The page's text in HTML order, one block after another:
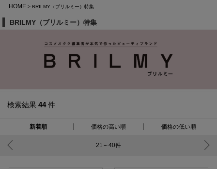
HOME > BRILMY（ブリルミー）特集
BRILMY（ブリルミー）特集
検索結果 44件
新着順 価格の高い順 価格の低い順
21～40件